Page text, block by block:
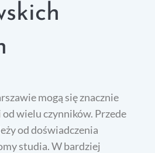
mogą się znacznie
wielu czynników. Przede
od doświadczenia
studia. W bardziej